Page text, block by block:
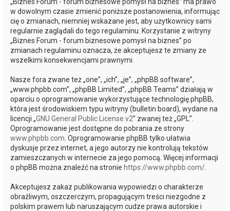
w dowolnym czasie zmienić poniższe postanowienia, informując
cię o zmianach, niemniej wskazane jest, aby użytkownicy sami
regularnie zaglądali do tego regulaminu. Korzystanie z witryny
„Biznes Forum - forum biznesowe pomysł na biznes” po
zmianach regulaminu oznacza, że akceptujesz te zmiany ze
wszelkimi konsekwencjami prawnymi.
Nasze fora zwane też „one”, „ich”, „je”, „phpBB software”,
„www.phpbb.com”, „phpBB Limited”, „phpBB Teams” działają w
oparciu o oprogramowanie wykorzystujące technologię phpBB,
która jest środowiskiem typu witryny (bulletin board), wydane na
licencji „GNU General Public License v2” zwanej też „GPL”.
Oprogramowanie jest dostępne do pobrania ze strony
www.phpbb.com . Oprogramowanie phpBB tylko ułatwia
dyskusje przez internet, a jego autorzy nie kontrolują tekstów
zamieszczanych w internecie za jego pomocą. Więcej informacji
o phpBB można znaleźć na stronie https://www.phpbb.com/
Akceptujesz zakaz publikowania wypowiedzi o charakterze
obraźliwym, oszczerczym, propagującym treści niezgodne z
polskim prawem lub naruszającym cudze prawa autorskie i